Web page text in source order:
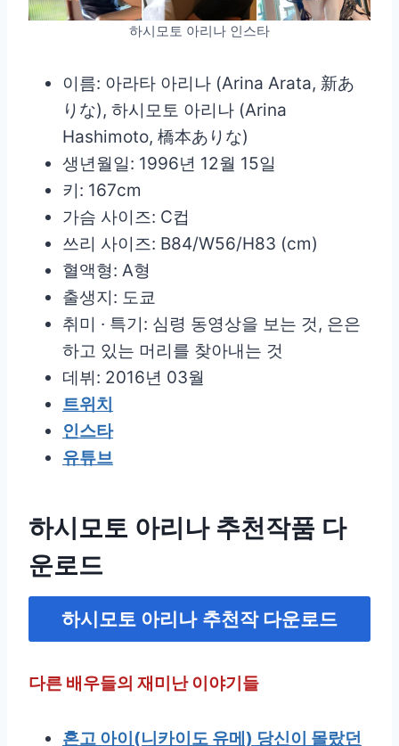
하시모토 아리나 인스타
이름: 아라타 아리나 (Arina Arata, 新あ
りな), 하시모토 아리나 (Arina
Hashimoto, 橋本ありな)
생년월일: 1996년 12월 15일
키: 167cm
가슴 사이즈: C컵
쓰리 사이즈: B84/W56/H83 (cm)
혈액형: A형
출생지: 도쿄
취미 · 특기: 심령 동영상을 보는 것, 은은
하고 있는 머리를 찾아내는 것
데뷔: 2016년 03월
트위치
인스타
유튜브
하시모토 아리나 추천작품 다
운로드
하시모토 아리나 추천작 다운로드
다른 배우들의 재미난 이야기들
혼고 아이(니카이도 유메) 당신이 몰랐던